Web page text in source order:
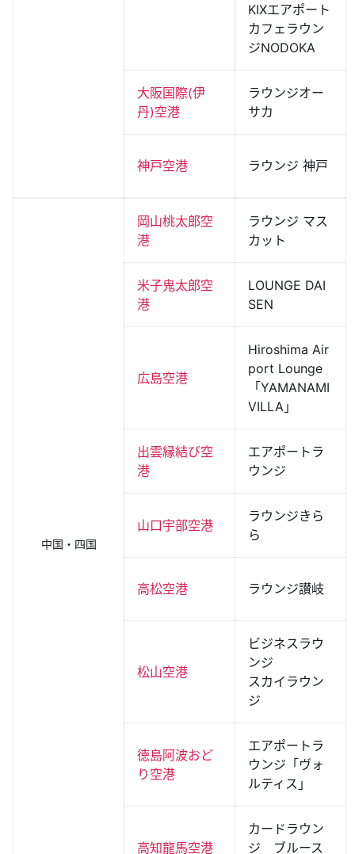
KIXエアポート
カフェラウン
ジNODOKA
大阪国際(伊
丹)空港
ラウンジオー
サカ
神戸空港 ラウンジ 神戸
中国・四国
岡山桃太郎空
港
ラウンジ マス
カット
米子鬼太郎空
港
LOUNGE DAI
SEN
広島空港
Hiroshima Air
port Lounge
「YAMANAMI
VILLA」
出雲縁結び空
港
エアポートラ
ウンジ
山口宇部空港
ラウンジきら
ら
高松空港 ラウンジ讃岐
松山空港
ビジネスラウ
ンジ
スカイラウン
ジ
徳島阿波おど
り空港
エアポートラ
ウンジ「ヴォ
ルティス」
高知龍馬空港
カードラウン
ジ ブルース